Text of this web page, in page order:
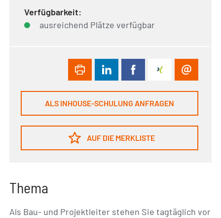
Verfügbarkeit:
ausreichend Plätze verfügbar
ALS INHOUSE-SCHULUNG ANFRAGEN
AUF DIE MERKLISTE
Thema
Als Bau- und Projektleiter stehen Sie tagtäglich vor